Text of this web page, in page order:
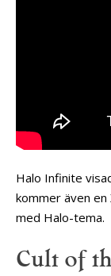
Halo Infinite
kommer även en
med Halo-tema.
Cult of